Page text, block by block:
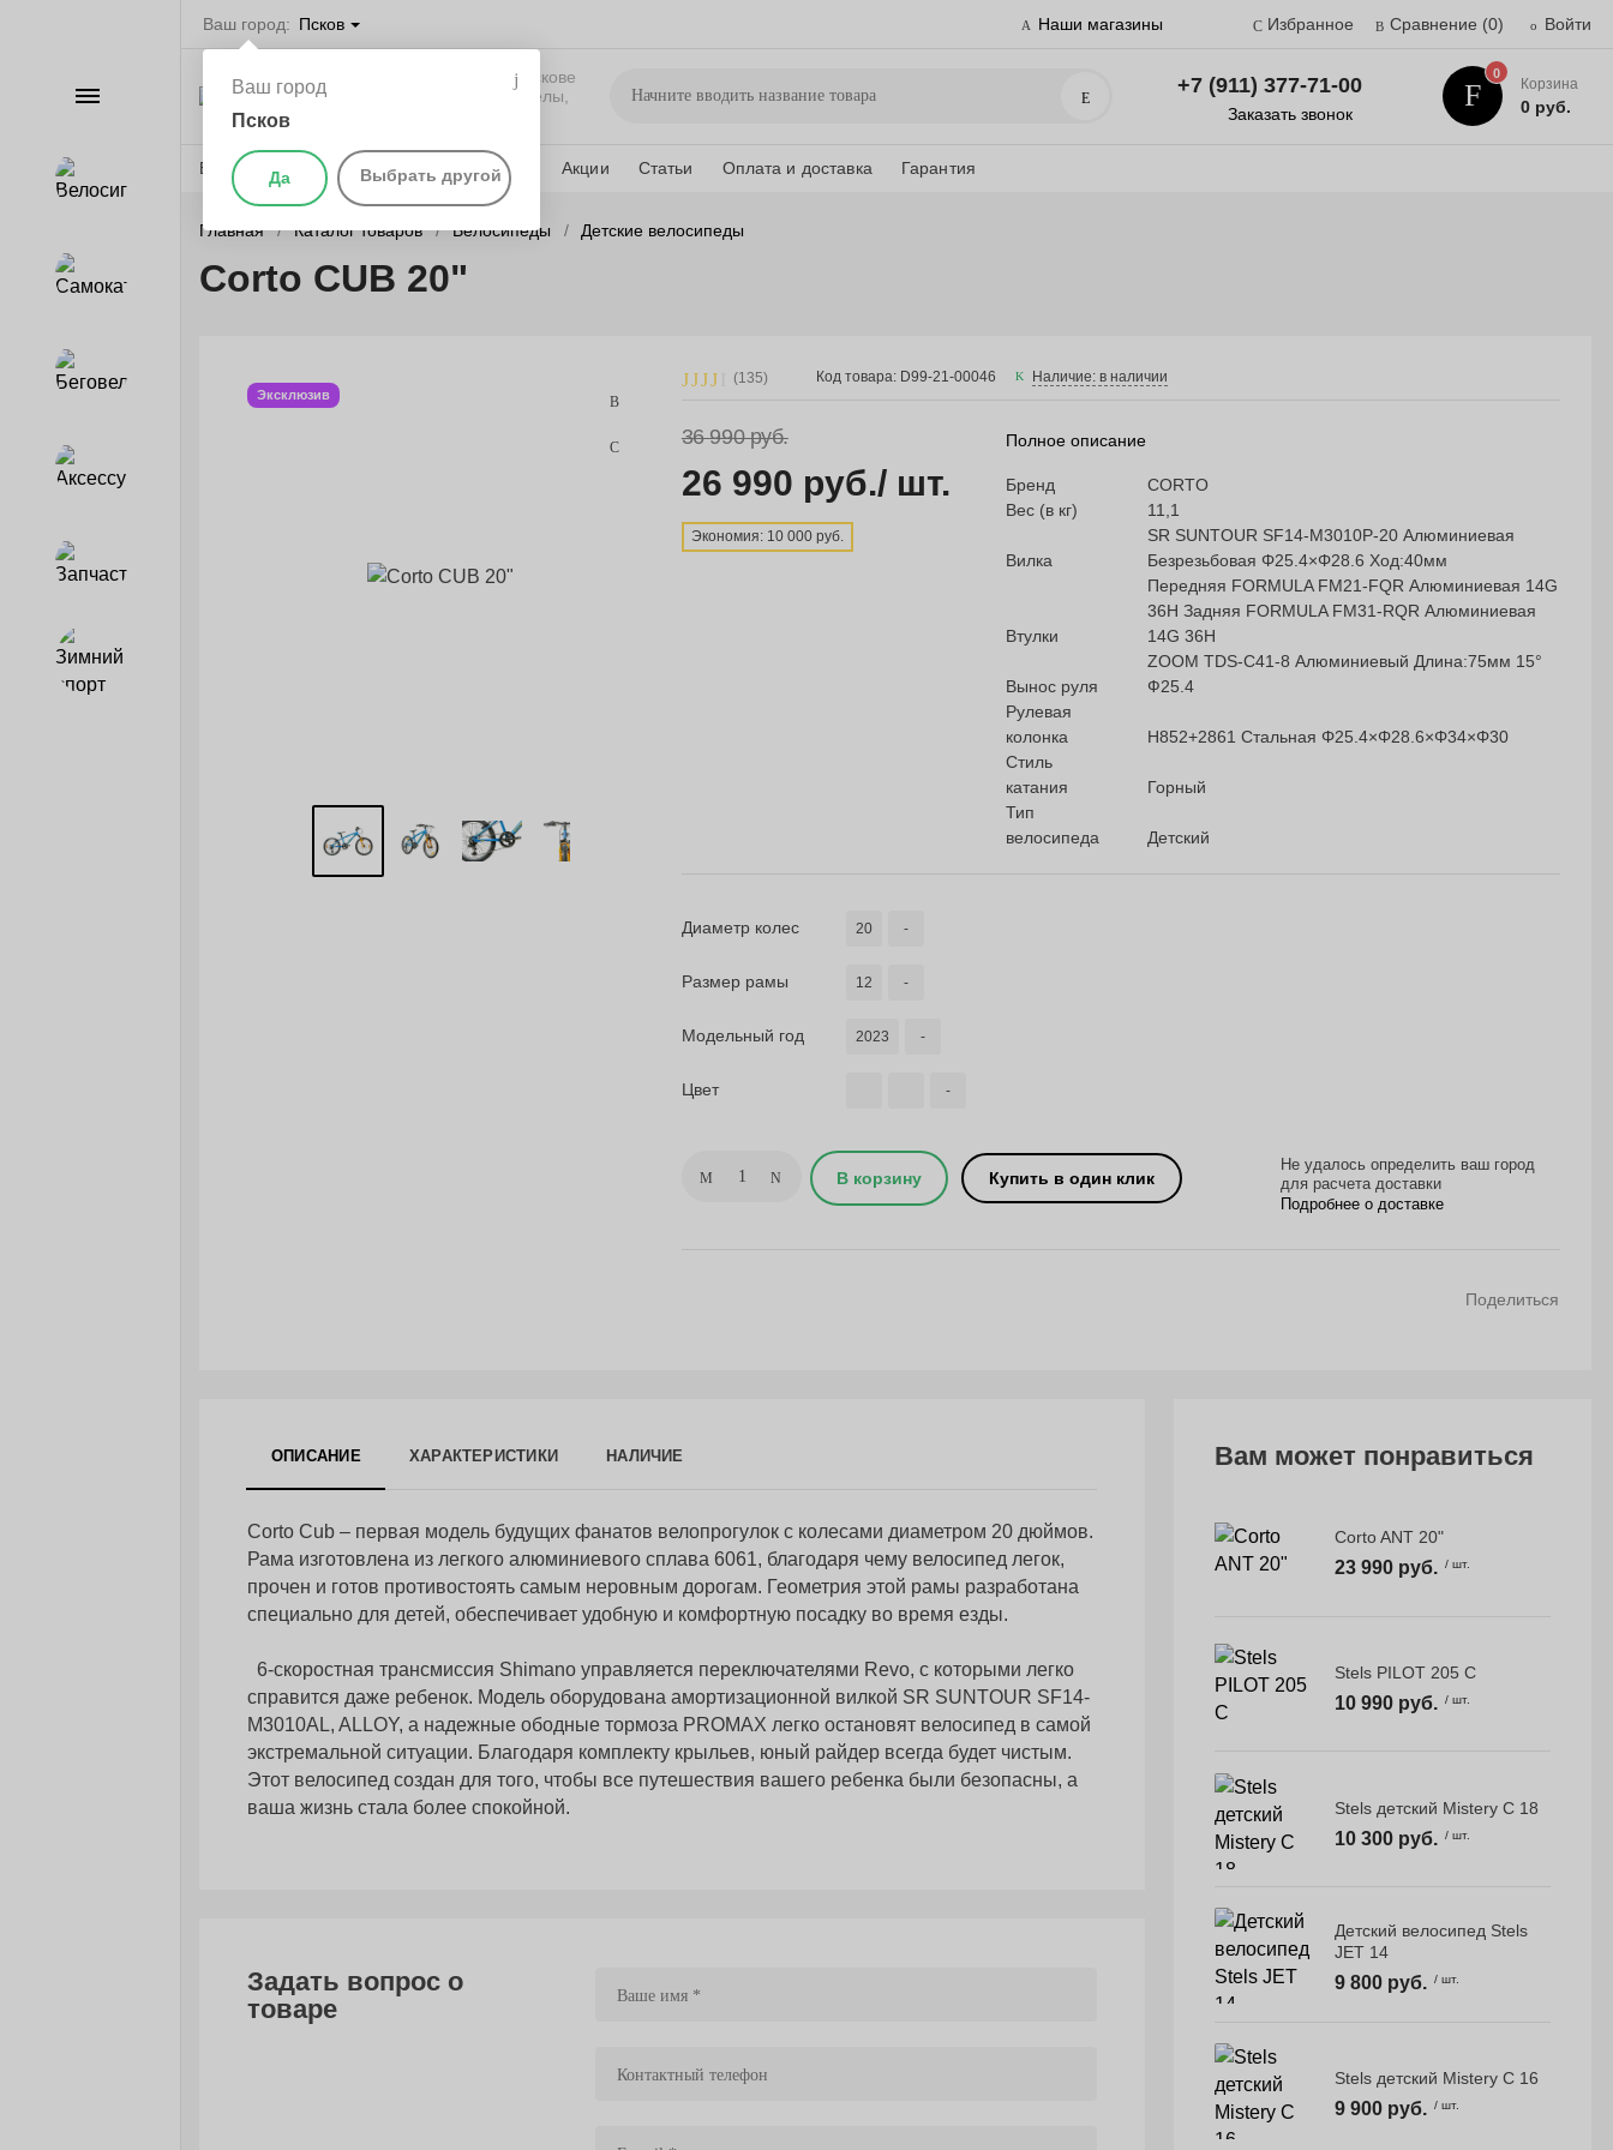
Ваш город: Псков
Ваш город
Псков
Да Выбрать другой
Наши магазины Избранное Сравнение (0) Войти
Велосипеды в Пскове
самокаты, беговелы,
Поиск +7 (911) 377-71-00
Заказать звонок
0
Корзина
0 руб.
Веломагазины Бренды О компании Акции Статьи Оплата и доставка Гарантия
Каталог
Велосипеды
Самокаты
Главная Каталог товаров Велосипеды Детские велосипеды
Corto CUB 20"
Эксклюзив
(135) Код товара: D99-21-00046 Наличие: в наличии
36 990 руб.
26 990 руб./ шт.
Экономия: 10 000 руб.
Полное описание
Бренд
CORTO
Вес (в кг)
11,1
Вилка
SR SUNTOUR SF14-M3010P-20 Алюминиевая
Безрезьбовая Φ25.4×Φ28.6 Ход:40мм
Втулки
Передняя FORMULA FM21-FQR Алюминиевая 14G
36H Задняя FORMULA FM31-RQR Алюминиевая
14G 36H
Вынос руля
ZOOM TDS-C41-8 Алюминиевый Длина:75мм 15°
Ф25.4
Рулевая
колонка
H852+2861 Стальная Φ25.4×Φ28.6×Φ34×Φ30
Стиль
катания
Горный
Тип
велосипеда
Детский
Диаметр колес 20 -
Размер рамы 12 -
Модельный год 2023 -
Цвет -
В корзину Купить в один клик
Не удалось определить ваш город
для расчета доставки
Подробнее о доставке
Поделиться
ОПИСАНИЕ ХАРАКТЕРИСТИКИ НАЛИЧИЕ
Corto Cub – первая модель будущих фанатов велопрогулок с колесами диаметром 20 дюймов.
Рама изготовлена из легкого алюминиевого сплава 6061, благодаря чему велосипед легок,
прочен и готов противостоять самым неровным дорогам. Геометрия этой рамы разработана
специально для детей, обеспечивает удобную и комфортную посадку во время езды.
6-скоростная трансмиссия Shimano управляется переключателями Revo, с которыми легко
справится даже ребенок. Модель оборудована амортизационной вилкой SR SUNTOUR SF14-
M3010AL, ALLOY, а надежные ободные тормоза PROMAX легко остановят велосипед в самой
экстремальной ситуации. Благодаря комплекту крыльев, юный райдер всегда будет чистым.
Этот велосипед создан для того, чтобы все путешествия вашего ребенка были безопасны, а
ваша жизнь стала более спокойной.
Задать вопрос о
товаре
Вам может понравиться
Corto ANT 20"
23 990 руб. / шт.
Stels PILOT 205 C
10 990 руб. / шт.
Stels детский Mistery C 18
10 300 руб. / шт.
Детский велосипед Stels
JET 14
9 800 руб. / шт.
Stels детский Mistery C 16
9 900 руб. / шт.